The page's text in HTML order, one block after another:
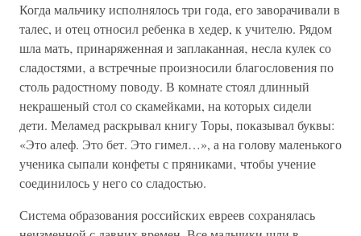
Когда мальчику исполнялось три года, его заворачивали в
талес, и отец относил ребенка в хедер, к учителю. Рядом
шла мать‚ принаряженная и заплаканная‚ несла кулек со
сладостями‚ а встречные произносили благословения по
столь радостному поводу. В комнате стоял длинный
некрашеный стол со скамейками, на которых сидели
дети. Меламед раскрывал книгу Торы, показывал буквы:
«Это алеф. Это бет. Это гимел…», а на голову маленького
ученика сыпали конфеты с пряниками‚ чтобы учение
соединилось у него со сладостью.
Система образования российских евреев сохранялась